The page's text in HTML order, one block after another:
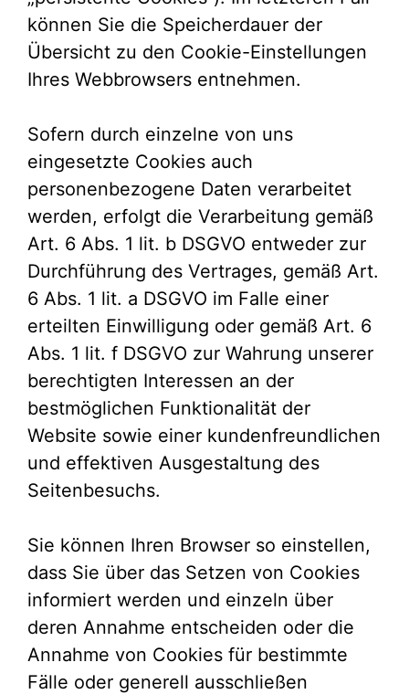
können Sie die Speicherdauer der
Übersicht zu den Cookie-Einstellungen
Ihres Webbrowsers entnehmen.
Sofern durch einzelne von uns
eingesetzte Cookies auch
personenbezogene Daten verarbeitet
werden, erfolgt die Verarbeitung gemäß
Art. 6 Abs. 1 lit. b DSGVO entweder zur
Durchführung des Vertrages, gemäß Art.
6 Abs. 1 lit. a DSGVO im Falle einer
erteilten Einwilligung oder gemäß Art. 6
Abs. 1 lit. f DSGVO zur Wahrung unserer
berechtigten Interessen an der
bestmöglichen Funktionalität der
Website sowie einer kundenfreundlichen
und effektiven Ausgestaltung des
Seitenbesuchs.
Sie können Ihren Browser so einstellen,
dass Sie über das Setzen von Cookies
informiert werden und einzeln über
deren Annahme entscheiden oder die
Annahme von Cookies für bestimmte
Fälle oder generell ausschließen